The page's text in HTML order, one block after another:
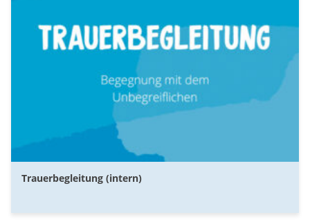
Trauerbegleitung (intern)